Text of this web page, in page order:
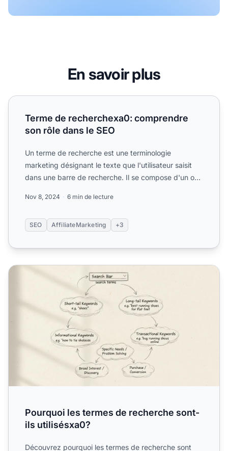
En savoir plus
Terme de recherchexa0: comprendre son rôle dans le
Terme de recherchexa0: comprendre
son rôle dans le SEO
Un terme de recherche est une terminologie
marketing désignant le texte que l'utilisateur saisit
dans une barre de recherche. Il se compose d'un ou
Nov 8, 2024 6 min de lecture
SEO AffiliateMarketing +3
Pourquoi les termes de recherche sont-ils utilisésxa0?
Pourquoi les termes de recherche sont-
ils utilisésxa0?
Découvrez pourquoi les termes de recherche sont